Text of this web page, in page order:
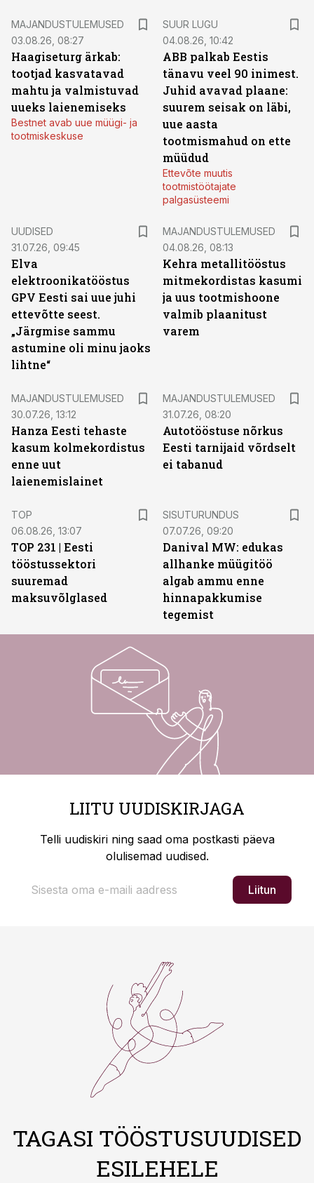
MAJANDUSTULEMUSED
03.08.26, 08:27
Haagiseturg ärkab:
tootjad kasvatavad
mahtu ja valmistuvad
uueks laienemiseks
Bestnet avab uue müügi- ja
tootmiskeskuse
SUUR LUGU
04.08.26, 10:42
ABB palkab Eestis
tänavu veel 90 inimest.
Juhid avavad plaane:
suurem seisak on läbi,
uue aasta
tootmismahud on ette
müüdud
Ettevõte muutis
tootmistöötajate
palgasüsteemi
UUDISED
31.07.26, 09:45
Elva
elektroonikatööstus
GPV Eesti sai uue juhi
ettevõtte seest.
„Järgmise sammu
astumine oli minu jaoks
lihtne“
MAJANDUSTULEMUSED
04.08.26, 08:13
Kehra metallitööstus
mitmekordistas kasumi
ja uus tootmishoone
valmib plaanitust
varem
MAJANDUSTULEMUSED
30.07.26, 13:12
Hanza Eesti tehaste
kasum kolmekordistus
enne uut
laienemislainet
MAJANDUSTULEMUSED
31.07.26, 08:20
Autotööstuse nõrkus
Eesti tarnijaid võrdselt
ei tabanud
TOP
06.08.26, 13:07
TOP 231 | Eesti
tööstussektori
suuremad
maksuvõlglased
SISUTURUNDUS
07.07.26, 09:20
Danival MW: edukas
allhanke müügitöö
algab ammu enne
hinnapakkumise
tegemist
LIITU UUDISKIRJAGA
Telli uudiskiri ning saad oma postkasti päeva
olulisemad uudised.
Liitun
TAGASI TÖÖSTUSUUDISED
ESILEHELE